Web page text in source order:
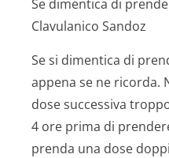
Se dimentica di
Clavulanico Sandoz
Se si dimentica di
appena se ne ricorda.
dose successiva
4 ore prima di
prenda una dose